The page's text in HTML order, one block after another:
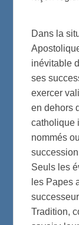
Dans la
inévitable
ses
exercer
en dehors
catholique
nommés
Seuls les
les Papes
Tradition,